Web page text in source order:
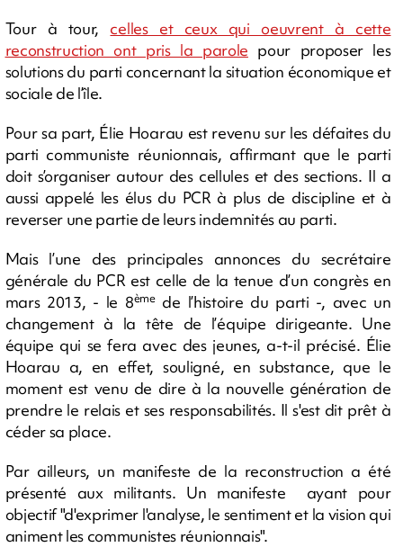
Tour à tour, celles et ceux qui oeuvrent à cette
reconstruction ont pris la parole pour proposer les
solutions du parti concernant la situation économique et
sociale de l’île.
Pour sa part, Élie Hoarau est revenu sur les défaites du
parti communiste réunionnais, affirmant que le parti
doit s’organiser autour des cellules et des sections. Il a
aussi appelé les élus du PCR à plus de discipline et à
reverser une partie de leurs indemnités au parti.
Mais l’une des principales annonces du secrétaire
générale du PCR est celle de la tenue d’un congrès en
mars 2013, - le 8èmede l’histoire du parti -, avec un
changement à la tête de l’équipe dirigeante. Une
équipe qui se fera avec des jeunes, a-t-il précisé. Élie
Hoarau a, en effet, souligné, en substance, que le
moment est venu de dire à la nouvelle génération de
prendre le relais et ses responsabilités. Il s'est dit prêt à
céder sa place.
Par ailleurs, un manifeste de la reconstruction a été
présenté aux militants. Un manifeste ayant pour
objectif "d'exprimer l'analyse, le sentiment et la vision qui
animent les communistes réunionnais".